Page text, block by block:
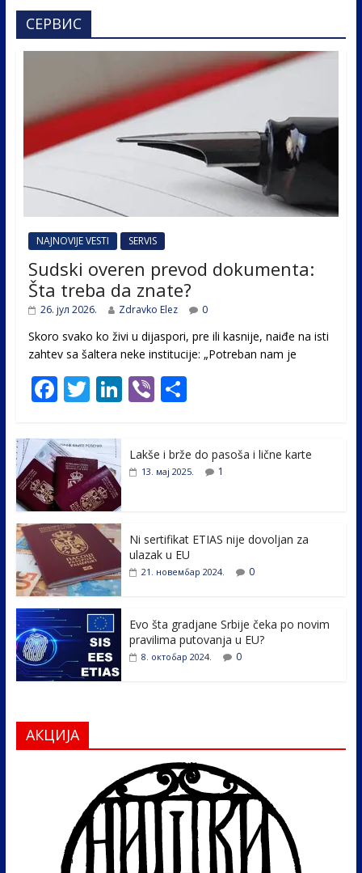
СЕРВИС
NAJNOVIJE VESTI SERVIS
Sudski overen prevod dokumenta:
Šta treba da znate?
26. јул 2026. Zdravko Elez 0
Skoro svako ko živi u dijaspori, pre ili kasnije, naiđe na isti
zahtev sa šaltera neke institucije: „Potreban nam je
F
e
b
o
o
k
T
itt
er
Li
e
Vi
er
S
ar
e
Lakše i brže do pasoša i lične karte
13. мај 2025. 1
Ni sertifikat ETIAS nije dovoljan za
ulazak u EU
21. новембар 2024. 0
Evo šta gradjane Srbije čeka po novim
pravilima putovanja u EU?
8. октобар 2024. 0
АКЦИЈА